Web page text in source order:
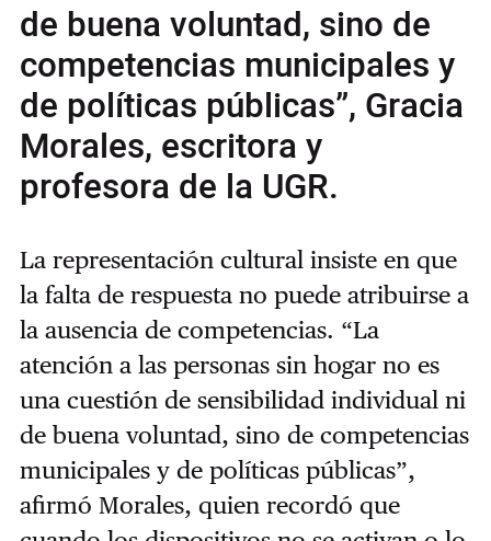
de buena voluntad, sino de
competencias municipales y
de políticas públicas”, Gracia
Morales, escritora y
profesora de la UGR.
La representación cultural insiste en que
la falta de respuesta no puede atribuirse a
la ausencia de competencias. “La
atención a las personas sin hogar no es
una cuestión de sensibilidad individual ni
de buena voluntad, sino de competencias
municipales y de políticas públicas”,
afirmó Morales, quien recordó que